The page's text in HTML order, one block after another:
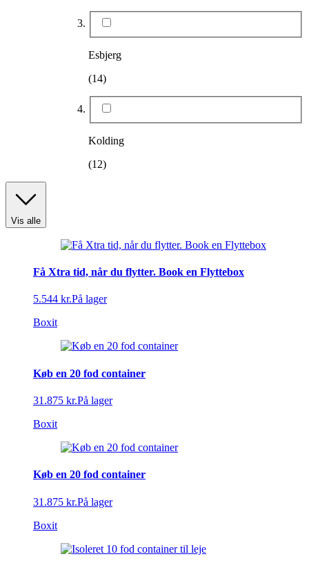
Esbjerg
(14)
Kolding
(12)
Vis alle
Få Xtra tid, når du flytter. Book en Flyttebox
5.544 kr.På lager
Boxit
Køb en 20 fod container
31.875 kr.På lager
Boxit
Køb en 20 fod container
31.875 kr.På lager
Boxit